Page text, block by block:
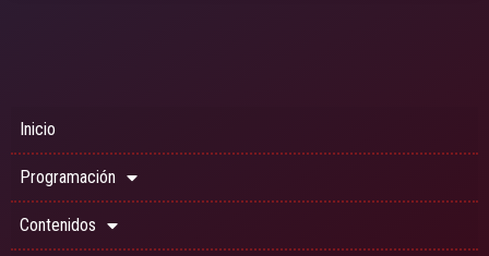
Inicio
Programación
Contenidos